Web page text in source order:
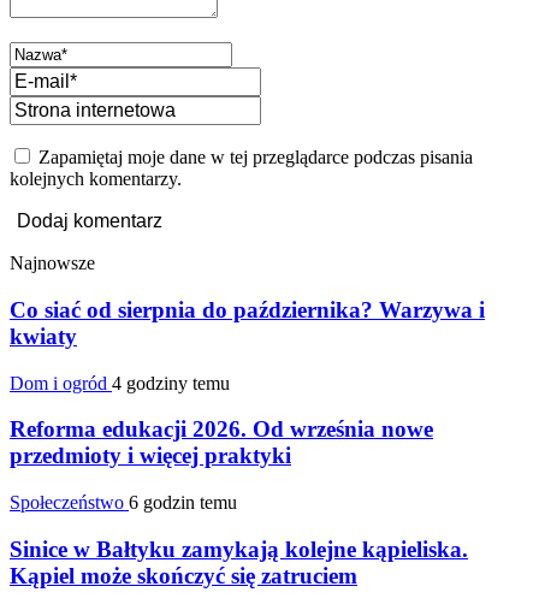
Zapamiętaj moje dane w tej przeglądarce podczas pisania
kolejnych komentarzy.
Najnowsze
Co siać od sierpnia do października? Warzywa i
kwiaty
Dom i ogród 4 godziny temu
Reforma edukacji 2026. Od września nowe
przedmioty i więcej praktyki
Społeczeństwo 6 godzin temu
Sinice w Bałtyku zamykają kolejne kąpieliska.
Kąpiel może skończyć się zatruciem